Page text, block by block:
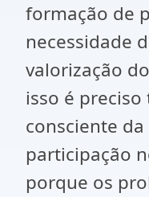
formação de
necessidade
valorização
isso é
consciente
participação
porque os